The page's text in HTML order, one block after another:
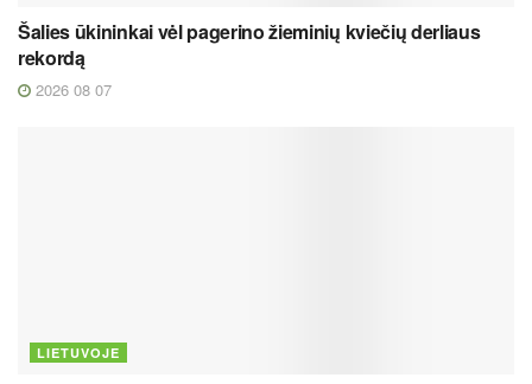
Šalies ūkininkai vėl pagerino žieminių kviečių derliaus
rekordą
2026 08 07
LIETUVOJE